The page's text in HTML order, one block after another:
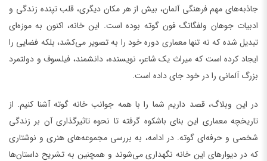
جاذبه‌های مهم فرهنگی آلمان، بیش از هر مکان دیگری، قلب تپنده زندگی و
ادبیات جوهان ولفگانگ فون گوته بوده است. این خانه، اکنون به موزه‌ای
تبدیل شده که نه تنها معماری دوره خود را به تصویر می‌کشد، بلکه فضایی را
ایجاد کرده است که میراث یک شاعر، نویسنده، دانشمند، فیلسوف و دولتمرد
بزرگ آلمانی را در خود جای داده است.
در این وبلاگ، قصد داریم شما را با همه جوانب خانه گوته آشنا کنیم. از
تاریخچه معماری این بنای باشکوه گرفته تا نحوه تاثیرگذاری آن بر زندگی
شخصی و حرفه‌ای گوته. در ادامه، به بررسی مجموعه‌های هنری و نوشتاری
که در دیوارهای این خانه نگهداری می‌شوند و همچنین به تشریح داستان‌ها